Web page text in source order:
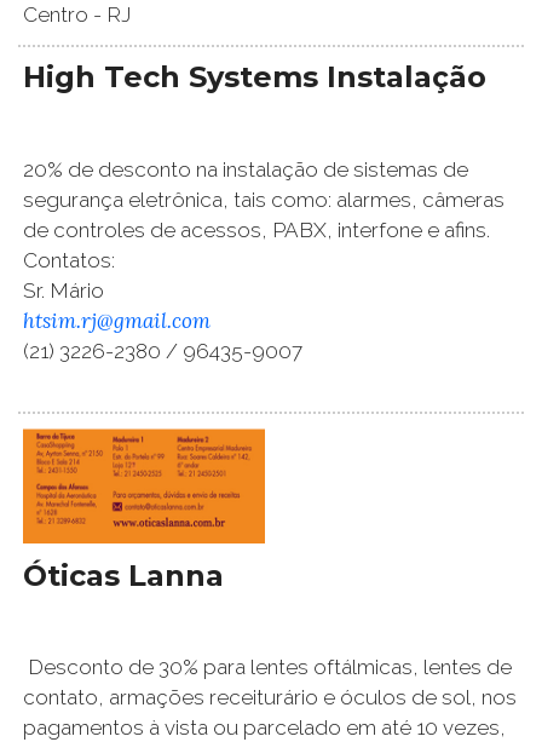
Centro - RJ
High Tech Systems Instalação
20% de desconto na instalação de sistemas de
segurança eletrônica, tais como: alarmes, câmeras
de controles de acessos, PABX, interfone e afins.
Contatos:
Sr. Mário
htsim.rj@gmail.com
(21) 3226-2380 / 96435-9007
Óticas Lanna
Desconto de 30% para lentes oftálmicas, lentes de
contato, armações receiturário e óculos de sol, nos
pagamentos à vista ou parcelado em até 10 vezes,